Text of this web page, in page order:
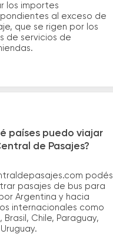
los importes
al exceso de
que se rigen por los
de servicios de
países puedo viajar
de Pasajes?
podés
pasajes de bus para
Argentina y hacia
internacionales como
Brasil, Chile, Paraguay,